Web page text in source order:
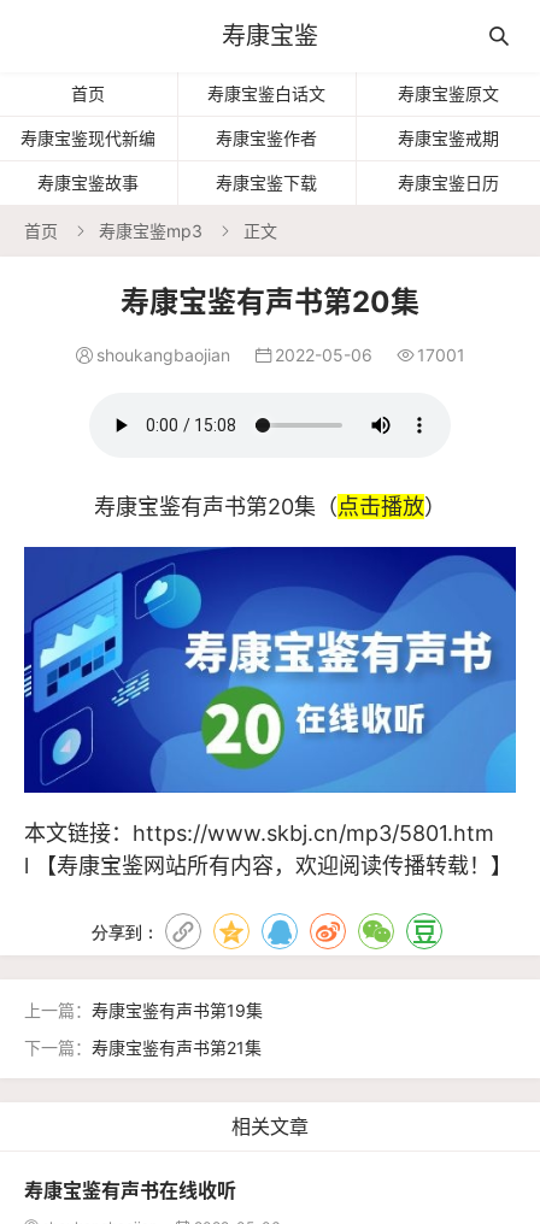
寿康宝鉴 
首页 寿康宝鉴白话文 寿康宝鉴原文
寿康宝鉴现代新编 寿康宝鉴作者 寿康宝鉴戒期
寿康宝鉴故事 寿康宝鉴下载 寿康宝鉴日历
首页  寿康宝鉴mp3  正文
寿康宝鉴有声书第20集
 shoukangbaojian  2022-05-06  17001
寿康宝鉴有声书第20集（点击播放）
本文链接： https://www.skbj.cn/mp3/5801.htm
l 【寿康宝鉴网站所有内容，欢迎阅读传播转载！】
分享到：
上一篇： 寿康宝鉴有声书第19集
下一篇： 寿康宝鉴有声书第21集
相关文章
寿康宝鉴有声书在线收听